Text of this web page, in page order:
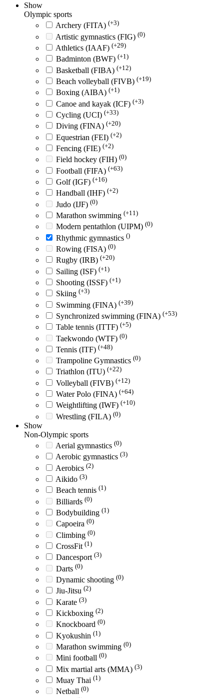
Show
Olympic sports
Archery (FITA) (+3)
Artistic gymnastics (FIG) (0)
Athletics (IAAF) (+29)
Badminton (BWF) (+1)
Basketball (FIBA) (+12)
Beach volleyball (FIVB) (+19)
Boxing (AIBA) (+1)
Canoe and kayak (ICF) (+3)
Cycling (UCI) (+33)
Diving (FINA) (+20)
Equestrian (FEI) (+2)
Fencing (FIE) (+2)
Field hockey (FIH) (0)
Football (FIFA) (+63)
Golf (IGF) (+16)
Handball (IHF) (+2)
Judo (IJF) (0)
Marathon swimming (+11)
Modern pentathlon (UIPM) (0)
Rhythmic gymnastics ()
Rowing (FISA) (0)
Rugby (IRB) (+20)
Sailing (ISF) (+1)
Shooting (ISSF) (+1)
Skiing (+3)
Swimming (FINA) (+39)
Synchronized swimming (FINA) (+53)
Table tennis (ITTF) (+5)
Taekwondo (WTF) (0)
Tennis (ITF) (+48)
Trampoline Gymnastics (0)
Triathlon (ITU) (+22)
Volleyball (FIVB) (+12)
Water Polo (FINA) (+64)
Weightlifting (IWF) (+10)
Wrestling (FILA) (0)
Show
Non-Olympic sports
Aerial gymnastics (0)
Aerobic gymnastics (3)
Aerobics (2)
Aikido (3)
Beach tennis (1)
Billiards (0)
Bodybuilding (1)
Capoeira (0)
Climbing (0)
CrossFit (1)
Dancesport (3)
Darts (0)
Dynamic shooting (0)
Jiu-Jitsu (2)
Karate (3)
Kickboxing (2)
Knockboard (0)
Kyokushin (1)
Marathon swimming (0)
Mini football (0)
Mix martial arts (MMA) (3)
Muay Thai (1)
Netball (0)